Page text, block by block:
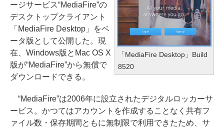
「MediaFire Desktop」Build
8520
ージサービス“MediaFire”の
デスクトップクライアント
「MediaFire Desktop」をベ
ータ版として公開した。現
在、Windows版とMac OS X
版が“MediaFire”から無償で
ダウンロードできる。
“MediaFire”は2006年に設立されたデジタルロッカーサ
ービス。かつてはアカウントを作成することなく共有フ
ァイル数・保存期間ともに無制限で利用できたため、サ